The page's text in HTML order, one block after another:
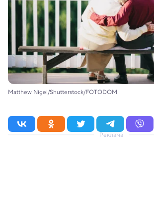
Matthew Nigel/Shutterstock/FOTODOM
Реклама